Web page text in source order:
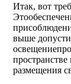
Итак, вот
выше
размещения